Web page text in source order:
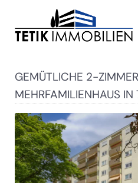
GEMÜTLICHE 2-
MEHRFAMILIENHAUS IN